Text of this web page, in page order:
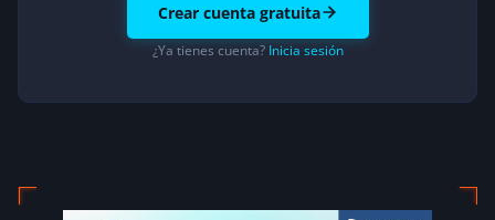
Crear cuenta gratuita
¿Ya tienes cuenta? Inicia sesión